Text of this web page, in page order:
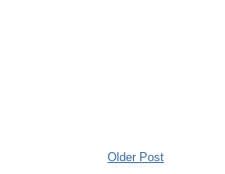
Older Post